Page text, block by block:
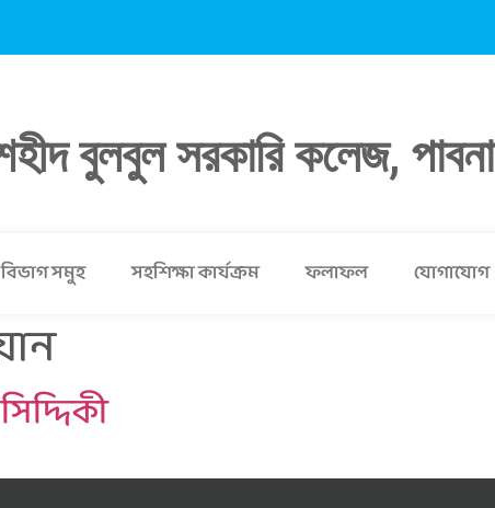
বুলবুল সরকারি কলেজ, পাবনা
বিভাগ সমুহ সহশিক্ষা কার্যক্রম ফলাফল যোগাযোগ